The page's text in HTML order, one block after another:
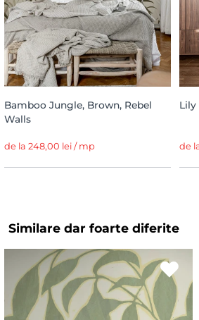
Bamboo Jungle, Brown, Rebel
Walls
de la 248,00 lei / mp
Lily
de
Similare dar foarte diferite